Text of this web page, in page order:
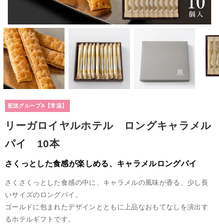
配送グループA【常温】
リーガロイヤルホテル ロングキャラメル
パイ 10本
さくっとした食感が楽しめる、キャラメルロングパイ
さくさくっとした食感の中に、キャラメルの風味が香る、少し長
いサイズのロングパイ。
ゴールドに包まれたデザインとともに上品なおもてなしを演出す
るホテルギフトです。